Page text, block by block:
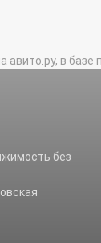
авито.ру, в
без